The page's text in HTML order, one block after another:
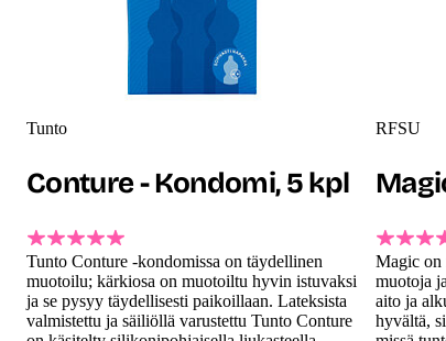
Tunto
Conture - Kondomi, 5 kpl
Tunto Conture -kondomissa on täydellinen
muotoilu; kärkiosa on muotoiltu hyvin istuvaksi
ja se pysyy täydellisesti paikoillaan. Lateksista
valmistettu ja säiliöllä varustettu Tunto Conture
RFSU
Magic on
muotoja
aito ja
hyvältä,